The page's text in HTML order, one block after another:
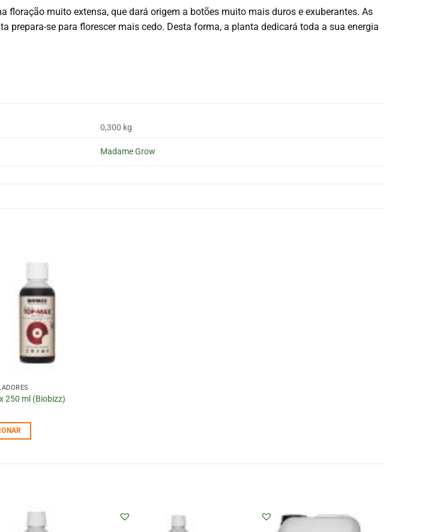
floração muito extensa, que dará origem a botões muito mais duros e exuberantes. As
prepara-se para florescer mais cedo. Desta forma, a planta dedicará toda a sua energia
0,300 kg
Madame Grow
250 ml (Biobizz)